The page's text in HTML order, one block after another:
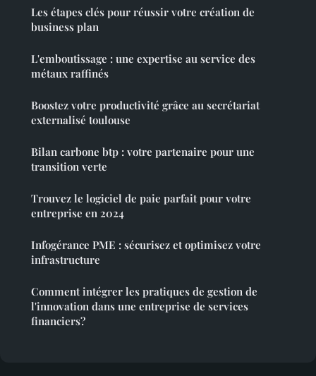
Les étapes clés pour réussir votre création de
business plan
L'emboutissage : une expertise au service des
métaux raffinés
Boostez votre productivité grâce au secrétariat
externalisé toulouse
Bilan carbone btp : votre partenaire pour une
transition verte
Trouvez le logiciel de paie parfait pour votre
entreprise en 2024
Infogérance PME : sécurisez et optimisez votre
infrastructure
Comment intégrer les pratiques de gestion de
l'innovation dans une entreprise de services
financiers?